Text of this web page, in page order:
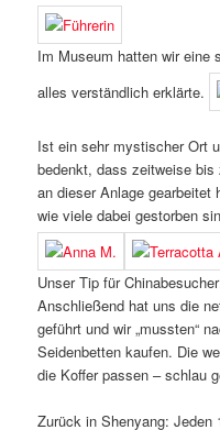
Im Museum hatten wir eine
alles verständlich erklärte.
Ist ein sehr mystischer Ort
bedenkt, dass zeitweise
an dieser Anlage
wie viele dabei gestorben
Unser Tip für
Anschließend hat uns die
geführt und wir „mussten“
Seidenbetten kaufen. Die
die Koffer passen – schlau
Zurück in Shenyang: